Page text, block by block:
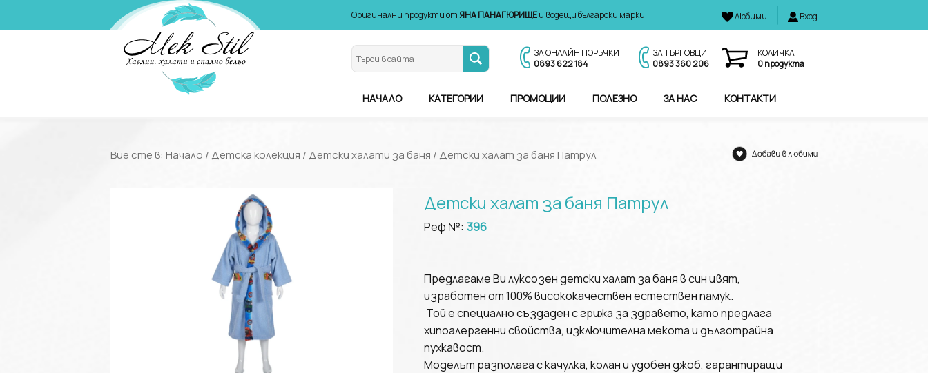
Оригинални продукти от ЯНА ПАНАГЮРИЩЕи водещи български марки Любими Вход
ЗА ОНЛАЙН ПОРЪЧКИ
0893 622 184
ЗА ТЪРГОВЦИ
0893 360 206
КОЛИЧКА
0продукта
НАЧАЛО КАТЕГОРИИ ПРОМОЦИИ ПОЛЕЗНО ЗА НАС КОНТАКТИ
Вие сте в: Начало /Детска колекция /Детски халати за баня / Детски халат за баня Патрул
Детски халат за баня Патрул
Реф №: 396
Предлагаме Ви луксозен детски халат за баня в син цвят,
изработен от 100% висококачествен естествен памук.
Той е специално създаден с грижа за здравето, като предлага
хипоалергенни свойства, изключителна мекота и дълготрайна
пухкавост.
Моделът разполага с качулка, колан и удобен джоб, гарантиращи